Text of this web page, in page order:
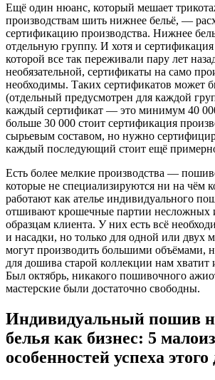
Ещё один нюанс, который мешает
производствам шить нижнее бельё, —
сертификацию производства. Нижнее
отдельную группу. И хотя и
которой все так переживали пару лет
необязательной, сертификаты на само
необходимы. Таких сертификатов может
(отдельный предусмотрен для каждой
каждый сертификат — это минимум 40
больше 30 000 стоит сертификация
сырьевым составом, но нужно
каждый последующий стоит ещё
Есть более мелкие производства —
которые не специализируются ни на чём
работают как ателье индивидуального
отшивают крошечные партии несложных
образцам клиента. У них есть всё
и насадки, но только для одной или
могут производить большими объёмами,
для дошива старой коллекции нам
Был октябрь, никакого пошивочного
мастерские были достаточно свободны.
Индивидуальный пошив
белья как бизнес: 5
особенностей успеха этого